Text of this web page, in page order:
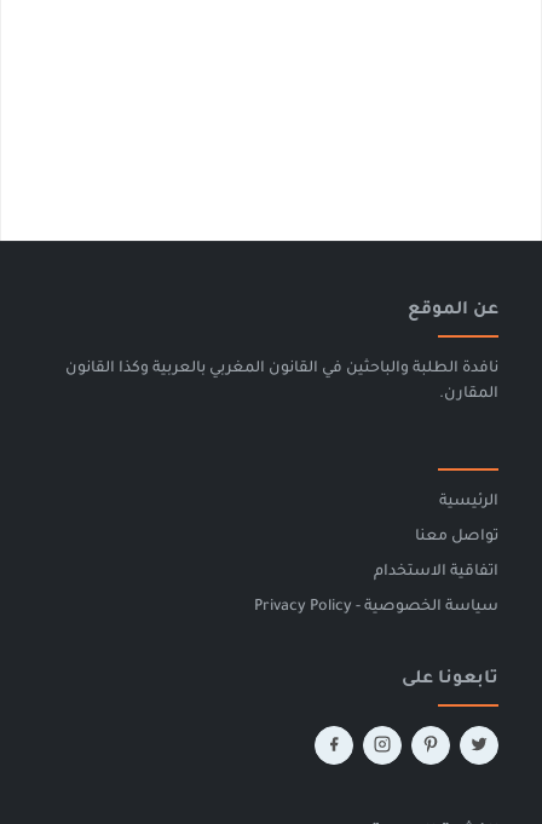
عن الموقع
نافدة الطلبة والباحثين في القانون المغربي بالعربية وكذا القانون
المقارن.
الرئيسية
تواصل معنا
اتفاقية الاستخدام
سياسة الخصوصية - Privacy Policy
تابعونا على